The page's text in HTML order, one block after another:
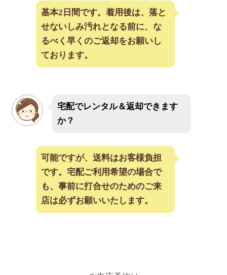
基本2日間です。着用後は、落と
せないしみ汚れとなる前に、な
るべく早くのご返却をお願いし
ております。
宅配でレンタル＆返却できます
か？
可能ですが、送料はお客様負担
です。宅配ご利用希望の場合で
も、事前に打合せのためのご来
店は必ずお願いいたします。